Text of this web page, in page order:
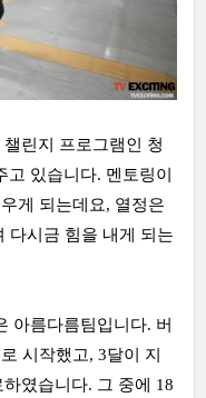
린지 프로그램인 청
있습니다. 멘토링이
게 되는데요, 열정은
다시금 힘을 내게 되는
아름다름팀입니다. 버
시작했고, 3달이 지
였습니다. 그 중에 18